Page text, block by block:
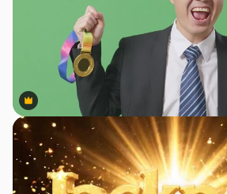
Premium
Premium